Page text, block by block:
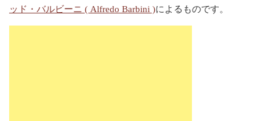
ッド・バルビーニ ( Alfredo Barbini )によるものです。